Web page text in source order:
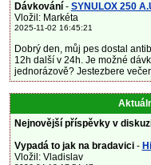
Dávkování - SYNULOX 250
Vložil: Markéta
2025-11-02 16:45:21
Dobrý den, můj pes dostal
12h další v 24h. Je možné
jednorázově? Jestezbere
Nejnovější příspěvky v
Vypadá to jak na bradavici -
Vložil: Vladislav